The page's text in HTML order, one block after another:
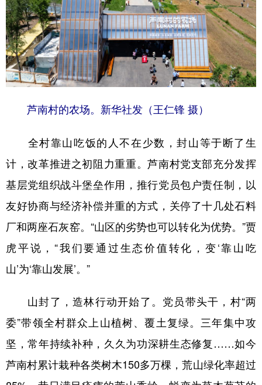
多语种频道
English Español Français عربى
Русский язык 日本語 한국어
Deutsch Português
芦南村的农场。新华社发（王仁锋 摄）
全村靠山吃饭的人不在少数，封山等于断了生
计，改革推进之初阻力重重。芦南村党支部充分发挥
基层党组织战斗堡垒作用，推行党员包户责任制，以
友好协商与经济补偿并重的方式，关停了十几处石料
厂和两座石灰窑。“山区的劣势也可以转化为优势。”贾
虎平说，“我们要通过生态价值转化，变‘靠山吃
山’为‘靠山发展’。”
山封了，造林行动开始了。党员带头干，村“两
委”带领全村群众上山植树、覆土复绿。三年集中攻
坚，常年持续补种，久久为功深耕生态修复……如今
芦南村累计栽种各类树木150多万棵，荒山绿化率超过